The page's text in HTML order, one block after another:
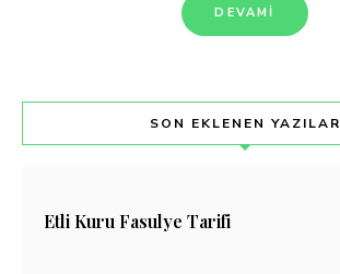
DEVAMI
SON EKLENEN YAZILAR
Etli Kuru Fasulye Tarifi